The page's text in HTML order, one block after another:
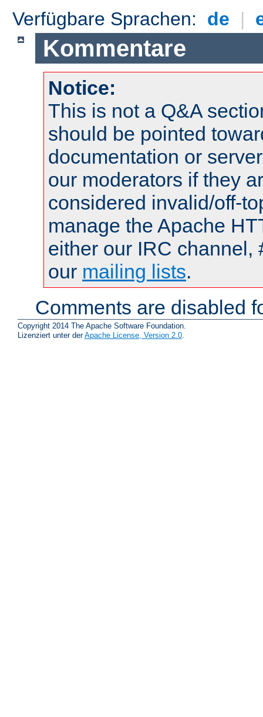
Verfügbare Sprachen: de |
Kommentare
Notice:
This is not a Q&A
should be pointed
documentation or
our moderators if they
considered invalid/off-
manage the Apache
either our IRC channel,
our mailing lists.
Comments are disabled
Copyright 2014 The Apache Software Foundation.
Lizenziert unter derApache License, Version 2.0